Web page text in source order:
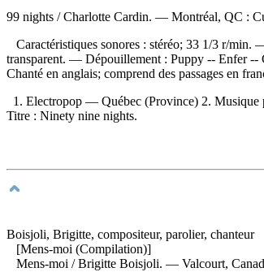
99 nights / Charlotte Cardin. — Montréal, QC :
Caractéristiques sonores : stéréo; 33 1/3 r/min.
transparent. — Dépouillement : Puppy -- Enfer --
Chanté en anglais; comprend des passages en
1. Electropop — Québec (Province) 2.
Titre : Ninety nine nights.
Boisjoli, Brigitte, compositeur, parolier, chanteur
[Mens-moi (Compilation)]
Mens-moi / Brigitte Boisjoli. — Valcourt,